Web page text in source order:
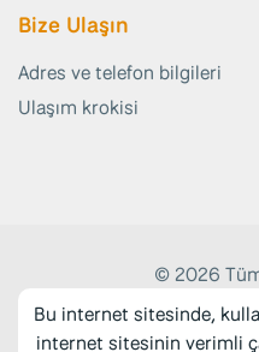
Bize Ulaşın
Adres ve telefon bilgileri
Ulaşım krokisi
© 2026 Tüm
Web Tasarım:
Bu internet sitesinde,
internet sitesinin verimli